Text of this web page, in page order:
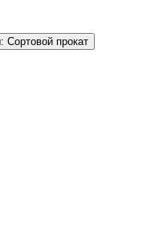
Сортовой прокат